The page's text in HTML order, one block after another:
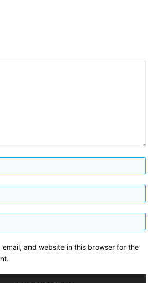
email, and website in this browser for the